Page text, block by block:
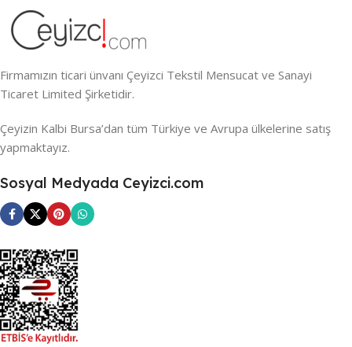
Firmamızın ticari ünvanı Çeyizci Tekstil Mensucat ve Sanayi
Ticaret Limited Şirketidir.
Çeyizin Kalbi Bursa’dan tüm Türkiye ve Avrupa ülkelerine satış
yapmaktayız.
Sosyal Medyada Ceyizci.com